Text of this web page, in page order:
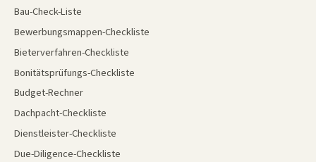
Bau-Check-Liste
Bewerbungsmappen-Checkliste
Bieterverfahren-Checkliste
Bonitätsprüfungs-Checkliste
Budget-Rechner
Dachpacht-Checkliste
Dienstleister-Checkliste
Due-Diligence-Checkliste